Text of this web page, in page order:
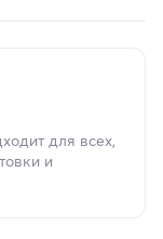
для всех,
и